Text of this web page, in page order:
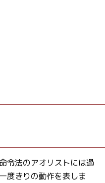
令法のアオリストには過
度きりの動作を表しま